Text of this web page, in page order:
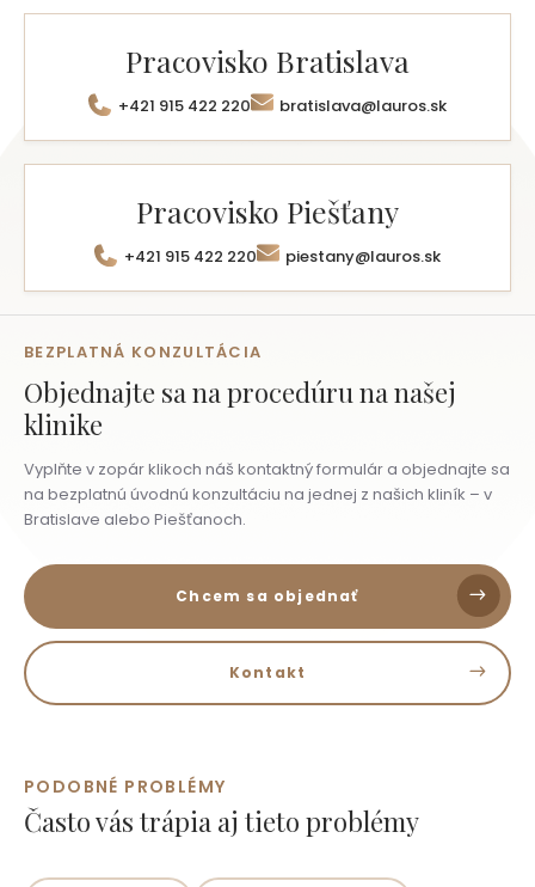
BEZPLATNÁ KONZULTÁCIA
Objednajte sana procedúru na našej
klinike
Vyplňte v zopár klikoch náš kontaktný formulár a objednajte sa
na bezplatnú úvodnú konzultáciu na jednej z našich kliník – v
Bratislave alebo Piešťanoch.
Chcem sa objednať
Kontakt
Pracovisko Bratislava
+421 915 422 220 bratislava@lauros.sk
Pracovisko Piešťany
+421 915 422 220 piestany@lauros.sk
PODOBNÉ PROBLÉMY
Často vás trápia aj tieto problémy